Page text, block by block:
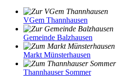
VGem Thannhausen
Gemeinde Balzhausen
Markt Münsterhausen
Thannhauser Sommer